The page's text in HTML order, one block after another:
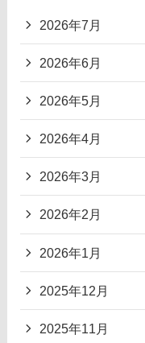
2026年7月
2026年6月
2026年5月
2026年4月
2026年3月
2026年2月
2026年1月
2025年12月
2025年11月